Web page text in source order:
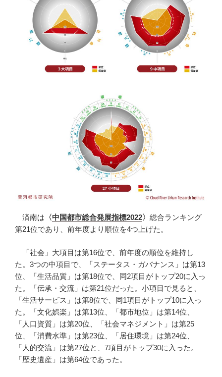
済南は 〈中国都市総合発展指標2022〉 総合ランキング
第21位であり、前年度より順位を4つ上げた。
「社会」大項目は第16位で、前年度の順位を維持し
た。3つの中項目で、「ステータス・ガバナンス」は第13
位、「生活品質」は第18位で、同2項目がトップ20に入っ
た。「伝承・交流」は第21位だった。小項目で見ると、
「生活サービス」は第8位で、同1項目がトップ10に入っ
た。「文化娯楽」は第13位、「都市地位」は第14位、
「人口資質」は第20位、「社会マネジメント」は第25
位、「消費水準」は第23位、「居住環境」は第24位、
「人的交流」は第27位と、7項目がトップ30に入った。
「歴史遺産」は第64位であった。